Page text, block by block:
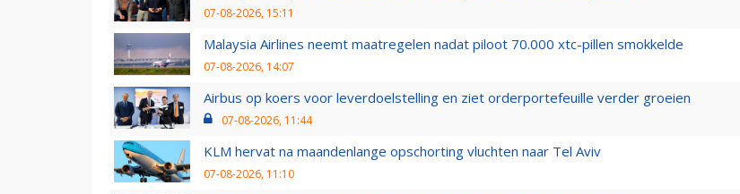
07-08-2026, 15:11
Malaysia Airlines neemt maatregelen nadat piloot 70.000 xtc-pillen smokkelde
07-08-2026, 14:07
Airbus op koers voor leverdoelstelling en ziet orderportefeuille verder groeien
07-08-2026, 11:44
KLM hervat na maandenlange opschorting vluchten naar Tel Aviv
07-08-2026, 11:10